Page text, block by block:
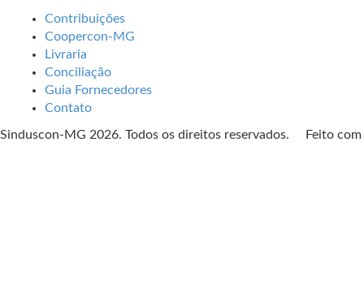
Contribuições
Coopercon-MG
Livraria
Conciliação
Guia Fornecedores
Contato
Sinduscon-MG 2026. Todos os direitos reservados. Feito com